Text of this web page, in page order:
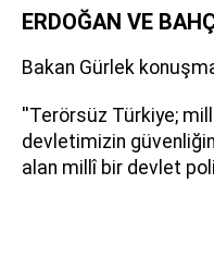
ERDOĞAN VE
Bakan Gürlek
''Terörsüz Türkiye;
devletimizin
alan millî bir devlet